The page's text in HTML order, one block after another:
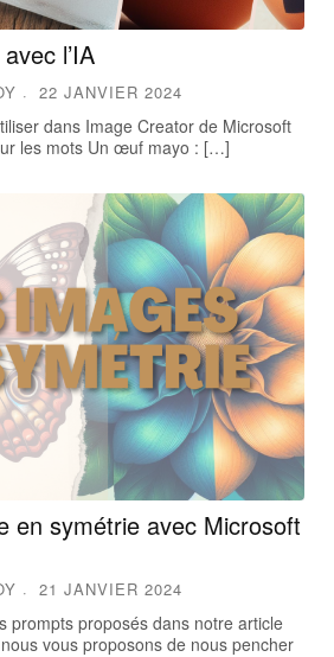
l’IA
22 JANVIER 2024
dans Image Creator de Microsoft
les mots Un œuf mayo : […]
en symétrie avec Microsoft
21 JANVIER 2024
prompts proposés dans notre article
vous proposons de nous pencher